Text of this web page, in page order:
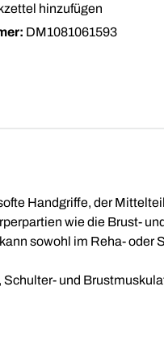
hinzufügen
DM1081061593
Handgriffe, der
wie die Brust-
sowohl im Reha- oder
und